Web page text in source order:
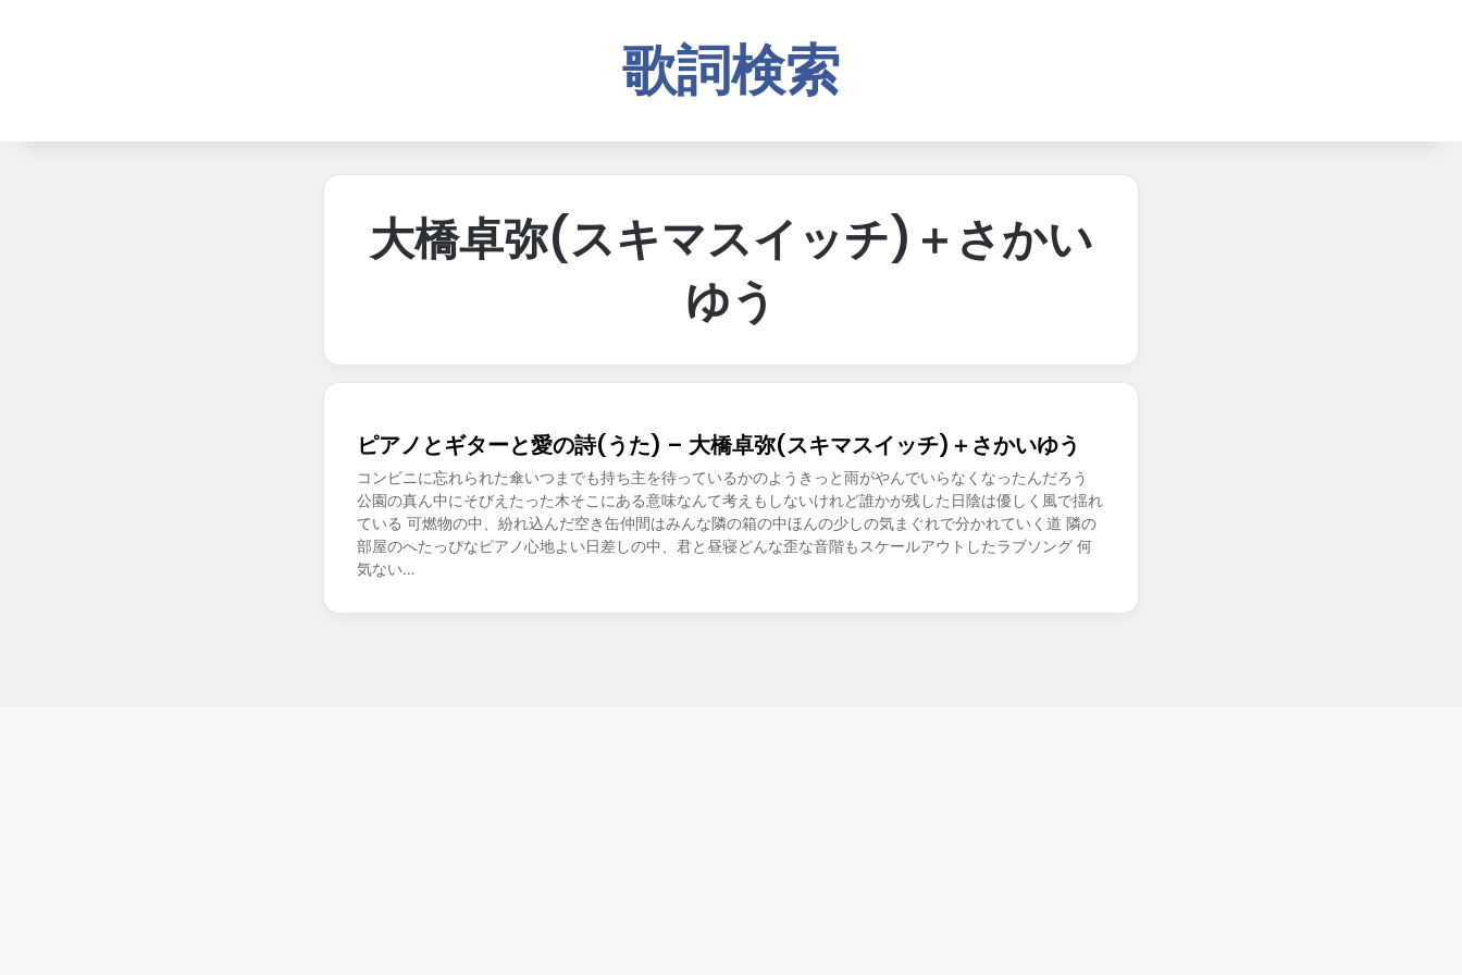
歌詞検索
大橋卓弥(スキマスイッチ)＋さかい
ゆう
ピアノとギターと愛の詩(うた) – 大橋卓弥(スキマスイッチ)＋さかいゆう
コンビニに忘れられた傘いつまでも持ち主を待っているかのようきっと雨がやんでいらなくなったんだろう
公園の真ん中にそびえたった木そこにある意味なんて考えもしないけれど誰かが残した日陰は優しく風で揺れ
ている 可燃物の中、紛れ込んだ空き缶仲間はみんな隣の箱の中ほんの少しの気まぐれで分かれていく道 隣の
部屋のへたっぴなピアノ心地よい日差しの中、君と昼寝どんな歪な音階もスケールアウトしたラブソング 何
気ない…